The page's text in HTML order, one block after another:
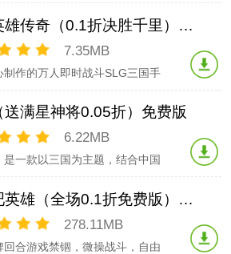
富的战斗体验和多样内政等多种
助美人提供全方位挂机体验，特
绊，让您培养出独一无二的英
人才前来投奔
三国英雄传奇（0.1折决胜千里）正版
7.35MB
制作的万人即时战斗SLG三国手
国，和千万玩家一起，在真实地
城掠地，一统天下！游戏支持多
战，兵种的绝对相克，半回合
更贴近古时
送满星神将0.05折）免费版
6.22MB
是一款以三国为主题，结合中国
家将扮演一名主公，收服武将，
神兽，制霸神话三国世界，赶紧
验吧！
逆袭吧英雄（全场0.1折免费版）手游
278.11MB
回合游戏禁锢，微操战斗，自由